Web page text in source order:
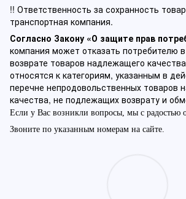
!! Ответственность за сохранность
транспортная компания.
Согласно Закону «О защите прав
компания может отказать потребителю
возврате товаров надлежащего
относятся к категориям, указанным в
перечне непродовольственных товаров
качества, не подлежащих возврату и
Если у Вас возникли вопросы, мы с радостью
Звоните по указанным номерам на сайте.